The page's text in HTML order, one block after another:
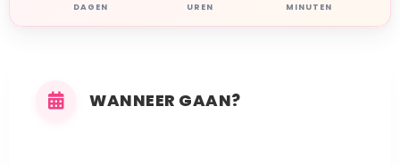
DAGEN UREN MINUTEN
WANNEER GAAN?